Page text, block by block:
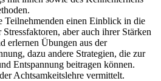
Teilnehmenden einen Einblick in die
aber auch ihrer Stärken
erlernen Übungen aus der
dazu andere Strategien, die zur
Entspannung beitragen können.
Achtsamkeitslehre vermittelt.